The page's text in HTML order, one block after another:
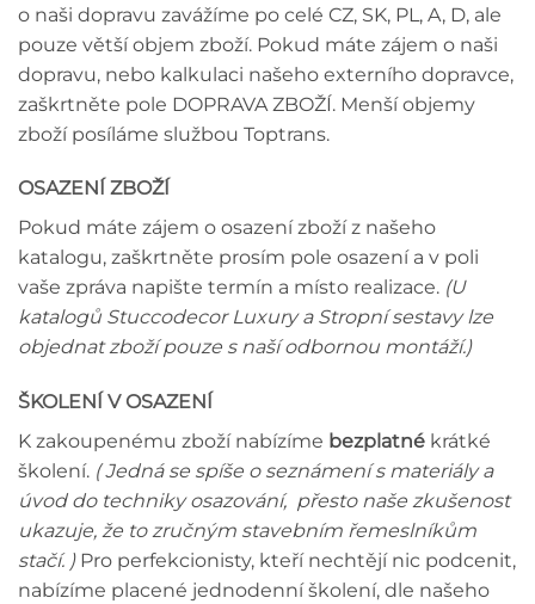
o naši dopravu zavážíme po celé CZ, SK, PL, A, D, ale
pouze větší objem zboží. Pokud máte zájem o naši
dopravu, nebo kalkulaci našeho externího dopravce,
zaškrtněte pole DOPRAVA ZBOŽÍ. Menší objemy
zboží posíláme službou Toptrans.
OSAZENÍ ZBOŽÍ
Pokud máte zájem o osazení zboží z našeho
katalogu, zaškrtněte prosím pole osazení a v poli
vaše zpráva napište termín a místo realizace. (U
katalogů Stuccodecor Luxury a Stropní sestavy lze
objednat zboží pouze s naší odbornou montáží.)
ŠKOLENÍ V OSAZENÍ
K zakoupenému zboží nabízíme bezplatné krátké
školení. ( Jedná se spíše o seznámení s materiály a
úvod do techniky osazování, přesto naše zkušenost
ukazuje, že to zručným stavebním řemeslníkům
stačí. )Pro perfekcionisty, kteří nechtějí nic podcenit,
nabízíme placené jednodenní školení, dle našeho